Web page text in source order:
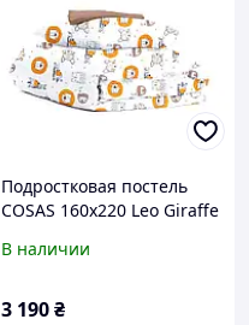
Подростковая постель
COSAS 160х220 Leo Giraffe
87A62C00E5
В наличии
3 190₴